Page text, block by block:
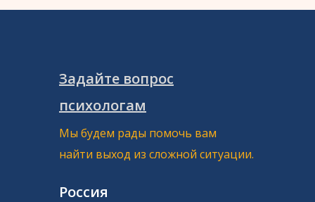
Задайте вопрос
психологам
Мы будем рады помочь вам
найти выход из сложной ситуации.
Россия